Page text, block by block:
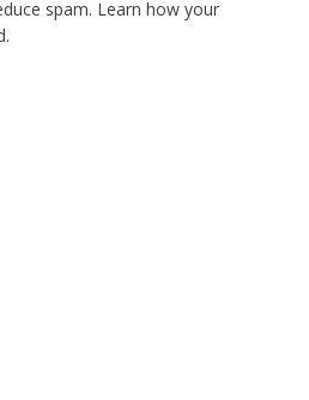
spam. Learn how your